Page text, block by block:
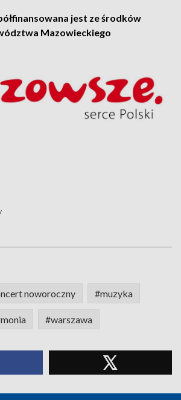
jest ze środków
Mazowieckiego
noworoczny #muzyka
#warszawa